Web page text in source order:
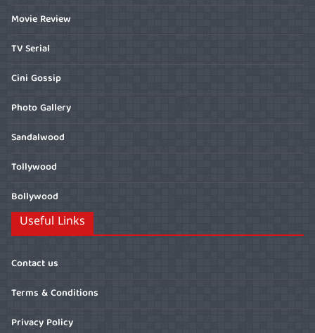
Movie Review
TV Serial
Cini Gossip
Photo Gallery
Sandalwood
Tollywood
Bollywood
Useful Links
Contact us
Terms & Conditions
Privacy Policy